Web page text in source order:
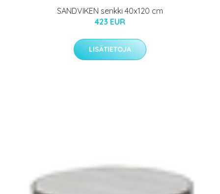
SANDVIKEN senkki 40x120 cm
423 EUR
LISÄTIETOJA